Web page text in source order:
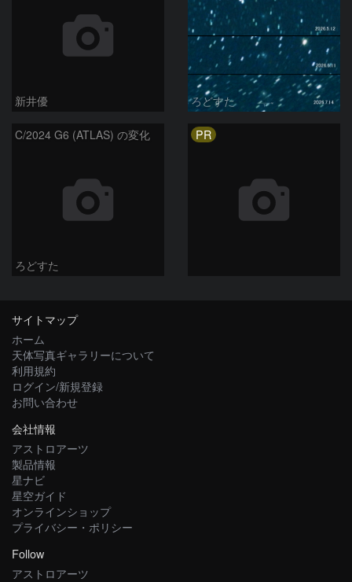
新井優 ろどすた
C/2024 G6 (ATLAS) の変化
ろどすた
PR
サイトマップ
ホーム
天体写真ギャラリーについて
利用規約
ログイン/新規登録
お問い合わせ
会社情報
アストロアーツ
製品情報
星ナビ
星空ガイド
オンラインショップ
プライバシー・ポリシー
Follow
アストロアーツ